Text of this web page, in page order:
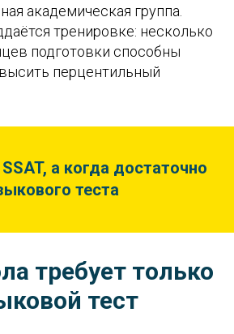
академическая группа.
тренировке: несколько
подготовки способны
перцентильный
а когда достаточно
теста
требует только
тест